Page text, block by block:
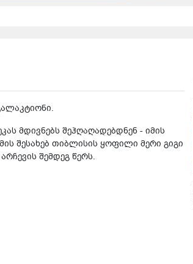
მდივნებს შეჰღაღადებდნენ - იმის
შესახებ თიბლისის ყოფილი მერი გიგი
შემდეგ წერს.